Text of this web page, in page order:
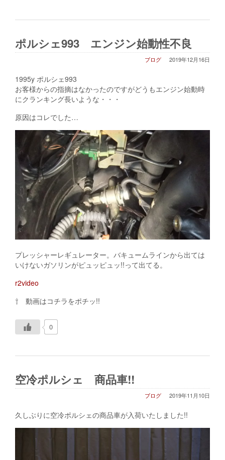
ポルシェ993 エンジン始動性不良
2019年12月16日
ブログ
1995y ポルシェ993
お客様からの指摘はなかったのですがどうもエンジン始動時
にクランキング長いような・・・
原因はコレでした…
プレッシャーレギュレーター。バキュームラインから出ては
いけないガソリンがピュッピュッ!!って出てる。
r2video
⇧ 動画はコチラをポチッ!!
0
空冷ポルシェ 商品車!!
2019年11月10日
ブログ
久しぶりに空冷ポルシェの商品車が入荷いたしました!!